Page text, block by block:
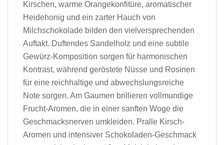
Kirschen, warme Orangekonfitüre, aromatischer
Heidehonig und ein zarter Hauch von
Milchschokolade bilden den vielversprechenden
Auftakt. Duftendes Sandelholz und eine subtile
Gewürz-Komposition sorgen für harmonischen
Kontrast, während geröstete Nüsse und Rosinen
für eine reichhaltige und abwechslungsreiche
Note sorgen. Am Gaumen brillieren vollmundige
Frucht-Aromen, die in einer sanften Woge die
Geschmacksnerven umkleiden. Pralle Kirsch-
Aromen und intensiver Schokoladen-Geschmack